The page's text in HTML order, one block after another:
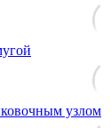
узлом